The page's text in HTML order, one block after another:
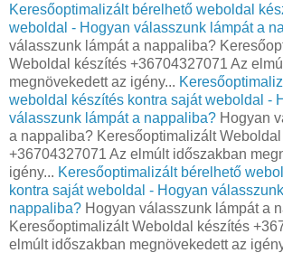
Keresőoptimalizált bérelhető weboldal
weboldal - Hogyan válasszunk lámpát a
válasszunk lámpát a nappaliba?
Weboldal készítés +36704327071 Az
megnövekedett az igény...
weboldal készítés kontra saját weboldal -
válasszunk lámpát a nappaliba? Hogyan
a nappaliba? Keresőoptimalizált
+36704327071 Az elmúlt időszakban
igény... Keresőoptimalizált bérelhető
kontra saját weboldal - Hogyan
nappaliba? Hogyan válasszunk lámpát a
Keresőoptimalizált Weboldal készítés
elmúlt időszakban megnövekedett az